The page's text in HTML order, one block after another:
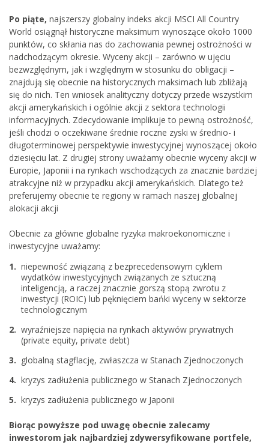
Po piąte, najszerszy globalny indeks akcji MSCI All Country
World osiągnął historyczne maksimum wynoszące około 1000
punktów, co skłania nas do zachowania pewnej ostrożności w
nadchodzącym okresie. Wyceny akcji – zarówno w ujęciu
bezwzględnym, jak i względnym w stosunku do obligacji –
znajdują się obecnie na historycznych maksimach lub zbliżają
się do nich. Ten wniosek analityczny dotyczy przede wszystkim
akcji amerykańskich i ogólnie akcji z sektora technologii
informacyjnych. Zdecydowanie implikuje to pewną ostrożność,
jeśli chodzi o oczekiwane średnie roczne zyski w średnio- i
długoterminowej perspektywie inwestycyjnej wynoszącej około
dziesięciu lat. Z drugiej strony uważamy obecnie wyceny akcji w
Europie, Japonii i na rynkach wschodzących za znacznie bardziej
atrakcyjne niż w przypadku akcji amerykańskich. Dlatego też
preferujemy obecnie te regiony w ramach naszej globalnej
alokacji akcji
Obecnie za główne globalne ryzyka makroekonomiczne i
inwestycyjne uważamy:
niepewność związaną z bezprecedensowym cyklem
wydatków inwestycyjnych związanych ze sztuczną
inteligencją, a raczej znacznie gorszą stopą zwrotu z
inwestycji (ROIC) lub pęknięciem bańki wyceny w sektorze
technologicznym
wyraźniejsze napięcia na rynkach aktywów prywatnych
(private equity, private debt)
globalną stagflację, zwłaszcza w Stanach Zjednoczonych
kryzys zadłużenia publicznego w Stanach Zjednoczonych
kryzys zadłużenia publicznego w Japonii
Biorąc powyższe pod uwagę obecnie zalecamy
inwestorom jak najbardziej zdywersyfikowane portfele,